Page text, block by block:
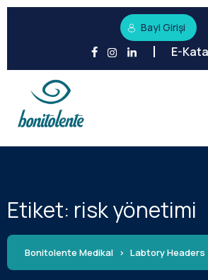
Bayi Girişi
E-
Etiket: risk yönetimi
Bonitolente Medikal > Labtory Headers